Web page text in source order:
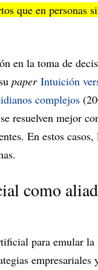
que en personas
en la toma de
paper Intuición
complejos
resuelven mejor
En estos
como
para emular